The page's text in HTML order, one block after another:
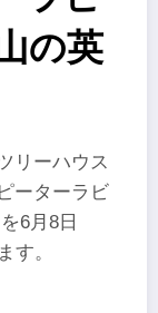
の英
リーハウス
ーターラビ
6月8日
す。